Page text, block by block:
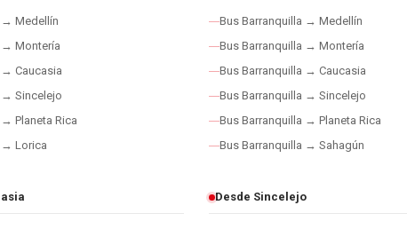
Medellín
Montería
Caucasia
Sincelejo
Planeta Rica
→ Lorica
Bus Barranquilla → Medellín
Bus Barranquilla → Montería
Bus Barranquilla → Caucasia
Bus Barranquilla → Sincelejo
Bus Barranquilla → Planeta Rica
Bus Barranquilla → Sahagún
Desde Sincelejo